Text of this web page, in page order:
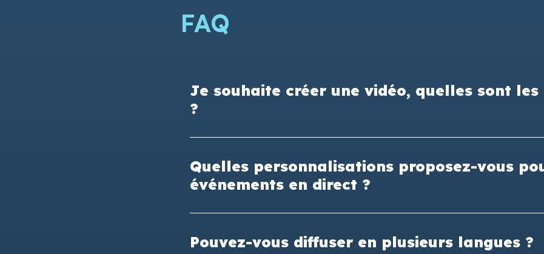
FAQ
Je souhaite créer une vidéo, quelles sont les
?
Quelles personnalisations proposez-vous
événements en direct ?
Pouvez-vous diffuser en plusieurs langues ?